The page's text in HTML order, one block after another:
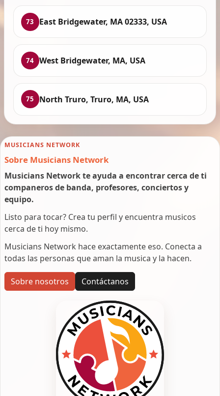
73 East Bridgewater, MA 02333, USA
74 West Bridgewater, MA, USA
75 North Truro, Truro, MA, USA
MUSICIANS NETWORK
Sobre Musicians Network
Musicians Network te ayuda a encontrar cerca de ti
companeros de banda, profesores, conciertos y
equipo.
Listo para tocar? Crea tu perfil y encuentra musicos
cerca de ti hoy mismo.
Musicians Network hace exactamente eso. Conecta a
todas las personas que aman la musica y la hacen.
Sobre nosotros Contáctanos